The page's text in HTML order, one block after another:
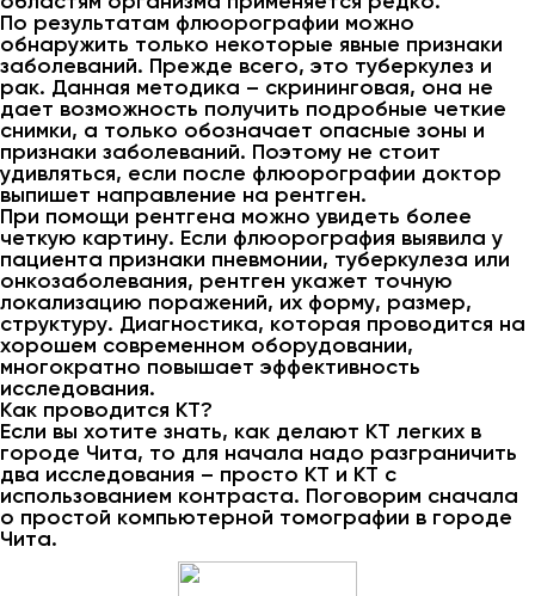
По результатам флюорографии можно
обнаружить только некоторые явные признаки
заболеваний. Прежде всего, это туберкулез и
рак. Данная методика – скрининговая, она не
дает возможность получить подробные четкие
снимки, а только обозначает опасные зоны и
признаки заболеваний. Поэтому не стоит
удивляться, если после флюорографии доктор
выпишет направление на рентген.
При помощи рентгена можно увидеть более
четкую картину. Если флюорография выявила у
пациента признаки пневмонии, туберкулеза или
онкозаболевания, рентген укажет точную
локализацию поражений, их форму, размер,
структуру. Диагностика, которая проводится на
хорошем современном оборудовании,
многократно повышает эффективность
исследования.
Как проводится КТ?
Если вы хотите знать, как делают КТ легких в
городе Чита, то для начала надо разграничить
два исследования – просто КТ и КТ с
использованием контраста. Поговорим сначала
о простой компьютерной томографии в городе
Чита.